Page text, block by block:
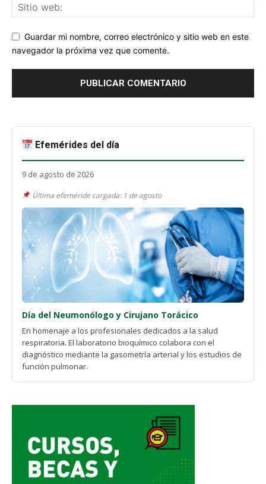
Guardar mi nombre, correo electrónico y sitio web en este
navegador la próxima vez que comente.
Efemérides del día
9 de agosto de 2026
Última efeméride cargada: 1 de agosto
Día del Neumonólogo y Cirujano Torácico
En homenaje a los profesionales dedicados a la salud
respiratoria. El laboratorio bioquímico colabora con el
diagnóstico mediante la gasometría arterial y los estudios de
función pulmonar.